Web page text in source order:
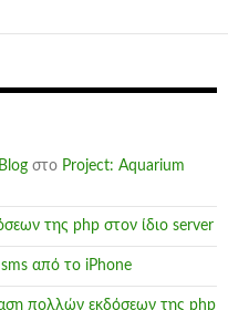
στο Project: Aquarium
της php στον ίδιο server
sms από το iPhone
πολλών εκδόσεων της php